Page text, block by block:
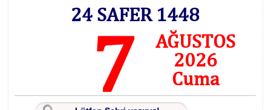
24 SAFER 1448
7
AĞUSTOS
2026
Cuma